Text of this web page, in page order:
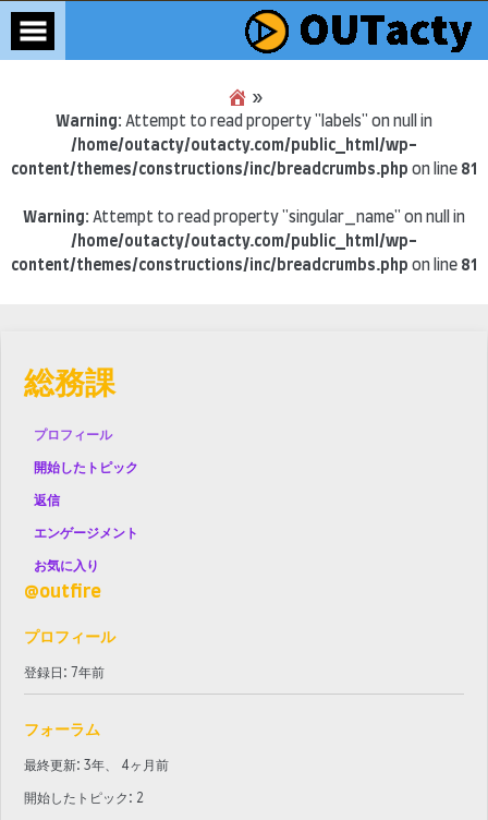
»
Warning : Attempt to read property "labels" on null in
/home/outacty/outacty.com/public_html/wp-
content/themes/constructions/inc/breadcrumbs.php on line 81
Warning : Attempt to read property "singular_name" on null in
/home/outacty/outacty.com/public_html/wp-
content/themes/constructions/inc/breadcrumbs.php on line 81
総務課
プロフィール
開始したトピック
返信
エンゲージメント
お気に入り
@outfire
プロフィール
登録日: 7年前
フォーラム
最終更新: 3年、 4ヶ月前
開始したトピック: 2